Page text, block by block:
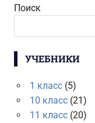
Поиск
УЧЕБНИКИ
1 класс(5)
10 класс(21)
11 класс(20)